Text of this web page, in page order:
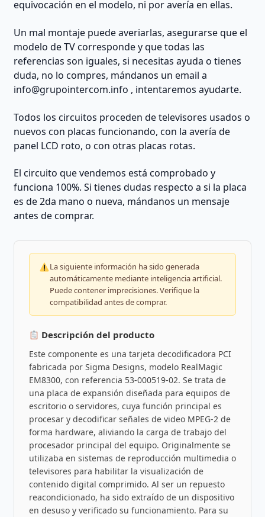
equivocación en el modelo, ni por avería en ellas.
Un mal montaje puede averiarlas, asegurarse que el
modelo de TV corresponde y que todas las
referencias son iguales, si necesitas ayuda o tienes
duda, no lo compres, mándanos un email a
info@grupointercom.info , intentaremos ayudarte.
Todos los circuitos proceden de televisores usados o
nuevos con placas funcionando, con la avería de
panel LCD roto, o con otras placas rotas.
El circuito que vendemos está comprobado y
funciona 100%. Si tienes dudas respecto a si la placa
es de 2da mano o nueva, mándanos un mensaje
antes de comprar.
La siguiente información ha sido generada
automáticamente mediante inteligencia artificial.
Puede contener imprecisiones. Verifique la
compatibilidad antes de comprar.
Descripción del producto
Este componente es una tarjeta decodificadora PCI
fabricada por Sigma Designs, modelo RealMagic
EM8300, con referencia 53-000519-02. Se trata de
una placa de expansión diseñada para equipos de
escritorio o servidores, cuya función principal es
procesar y decodificar señales de video MPEG-2 de
forma hardware, aliviando la carga de trabajo del
procesador principal del equipo. Originalmente se
utilizaba en sistemas de reproducción multimedia o
televisores para habilitar la visualización de
contenido digital comprimido. Al ser un repuesto
reacondicionado, ha sido extraído de un dispositivo
en desuso y verificado su funcionamiento. Para su